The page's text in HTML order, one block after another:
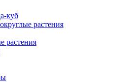
куб
растения
растения